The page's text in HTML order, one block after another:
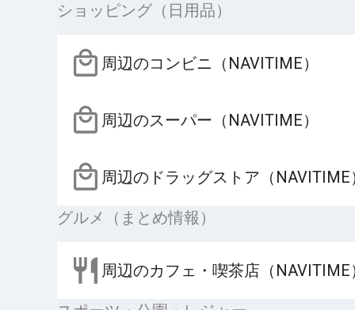
ショッピング（日用品）
周辺のコンビニ（NAVITIME）
周辺のスーパー（NAVITIME）
周辺のドラッグストア（NAVITIME
グルメ（まとめ情報）
周辺のカフェ・喫茶店（NAVITIME